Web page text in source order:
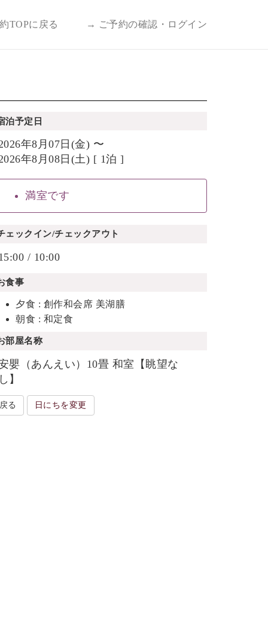
TOPに戻る → ご予約の確認・ログイン
泊予定日
年8月07日(金) 〜
年8月08日(土) [ 1泊 ]
満室です
ェックイン/チェックアウト
/ 10:00
食事
夕食 : 創作和会席 美湖膳
朝食 : 和定食
部屋名称
嬰（あんえい）10畳 和室【眺望な
し】
戻る 日にちを変更